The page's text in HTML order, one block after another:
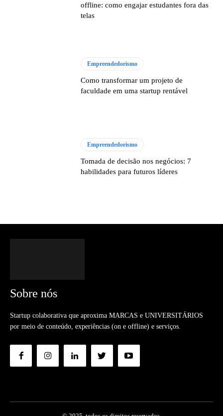
offline: como engajar estudantes fora das
telas
Empreendedorismo
Como transformar um projeto de
faculdade em uma startup rentável
Empreendedorismo
Tomada de decisão nos negócios: 7
habilidades para futuros líderes
Sobre nós
Startup colaborativa que aproxima MARCAS e UNIVERSITÁRIOS
por meio de conteúdo, experiências (on e offline) e serviços.